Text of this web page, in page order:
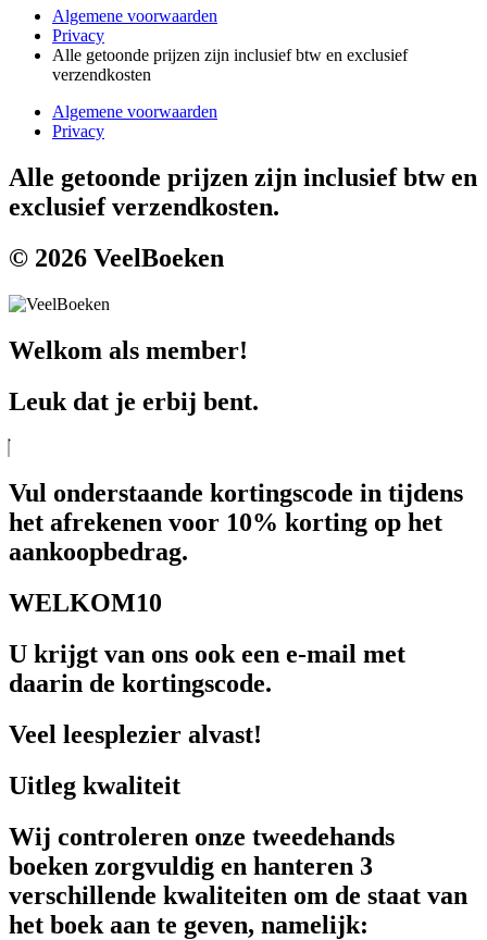
Algemene voorwaarden
Privacy
Alle getoonde prijzen zijn inclusief btw en exclusief
verzendkosten
Algemene voorwaarden
Privacy
Alle getoonde prijzen zijn inclusief btw en
exclusief verzendkosten.
© 2026 VeelBoeken
Welkom als member!
Leuk dat je erbij bent.
Vul onderstaande kortingscode in tijdens
het afrekenen voor 10% korting op het
aankoopbedrag.
WELKOM10
U krijgt van ons ook een e-mail met
daarin de kortingscode.
Veel leesplezier alvast!
Uitleg kwaliteit
Wij controleren onze tweedehands
boeken zorgvuldig en hanteren 3
verschillende kwaliteiten om de staat van
het boek aan te geven, namelijk: